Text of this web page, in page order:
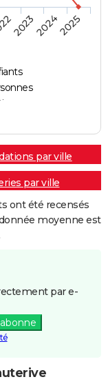
202320242025
par ville
par ville
ont été recensés
moyenne est
par e-